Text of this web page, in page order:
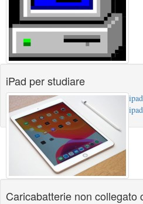
iPad per studiare
Caricabatterie non collegato